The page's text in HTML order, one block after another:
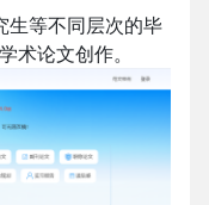
生等不同层次的毕
术论文创作。